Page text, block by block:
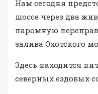
Нам сегодня
шоссе через два
паромную
залива Охотского
Здесь находится
северных ездовых